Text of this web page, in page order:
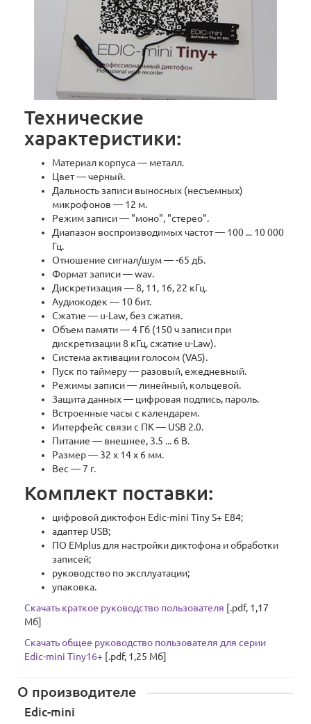
Технические
характеристики:
Материал корпуса — металл.
Цвет — черный.
Дальность записи выносных (несъемных)
микрофонов — 12 м.
Режим записи — "моно", "стерео".
Диапазон воспроизводимых частот — 100 ... 10 000
Гц.
Отношение сигнал/шум — -65 дБ.
Формат записи — wav.
Дискретизация — 8, 11, 16, 22 кГц.
Аудиокодек — 10 бит.
Сжатие — u-Law, без сжатия.
Объем памяти — 4 Гб (150 ч записи при
дискретизации 8 кГц, сжатие u-Law).
Система активации голосом (VAS).
Пуск по таймеру — разовый, ежедневный.
Режимы записи — линейный, кольцевой.
Защита данных — цифровая подпись, пароль.
Встроенные часы с календарем.
Интерфейс связи с ПК — USB 2.0.
Питание — внешнее, 3.5 ... 6 В.
Размер — 32 x 14 х 6 мм.
Вес — 7 г.
Комплект поставки:
цифровой диктофон Edic-mini Tiny S+ E84;
адаптер USB;
ПО EMplus для настройки диктофона и обработки
записей;
руководство по эксплуатации;
упаковка.
Скачать краткое руководство пользователя [.pdf, 1,17
Мб]
Скачать общее руководство пользователя для серии
Edic-mini Tiny16+ [.pdf, 1,25 Мб]
О производителе
Edic-mini